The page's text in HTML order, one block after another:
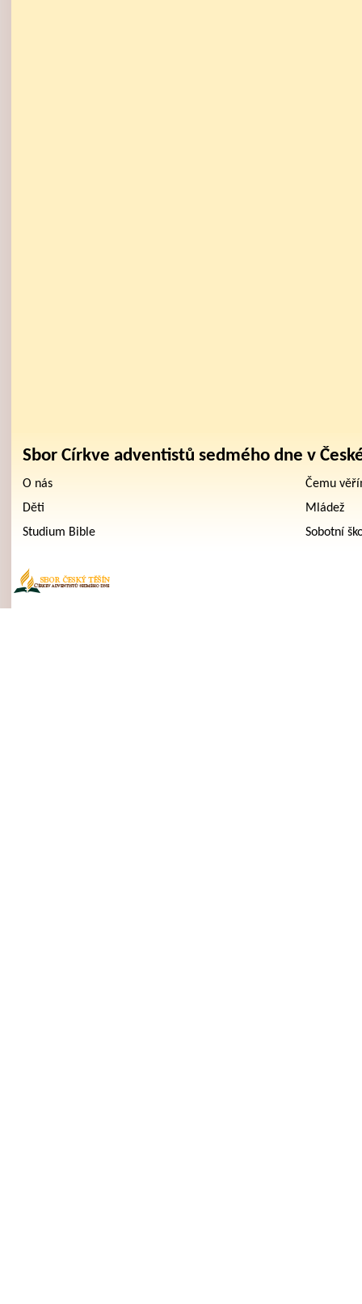
Sbor Církve adventistů sedmého dne v
O nás
Čemu
Děti
Mládež
Studium Bible
Sobotní